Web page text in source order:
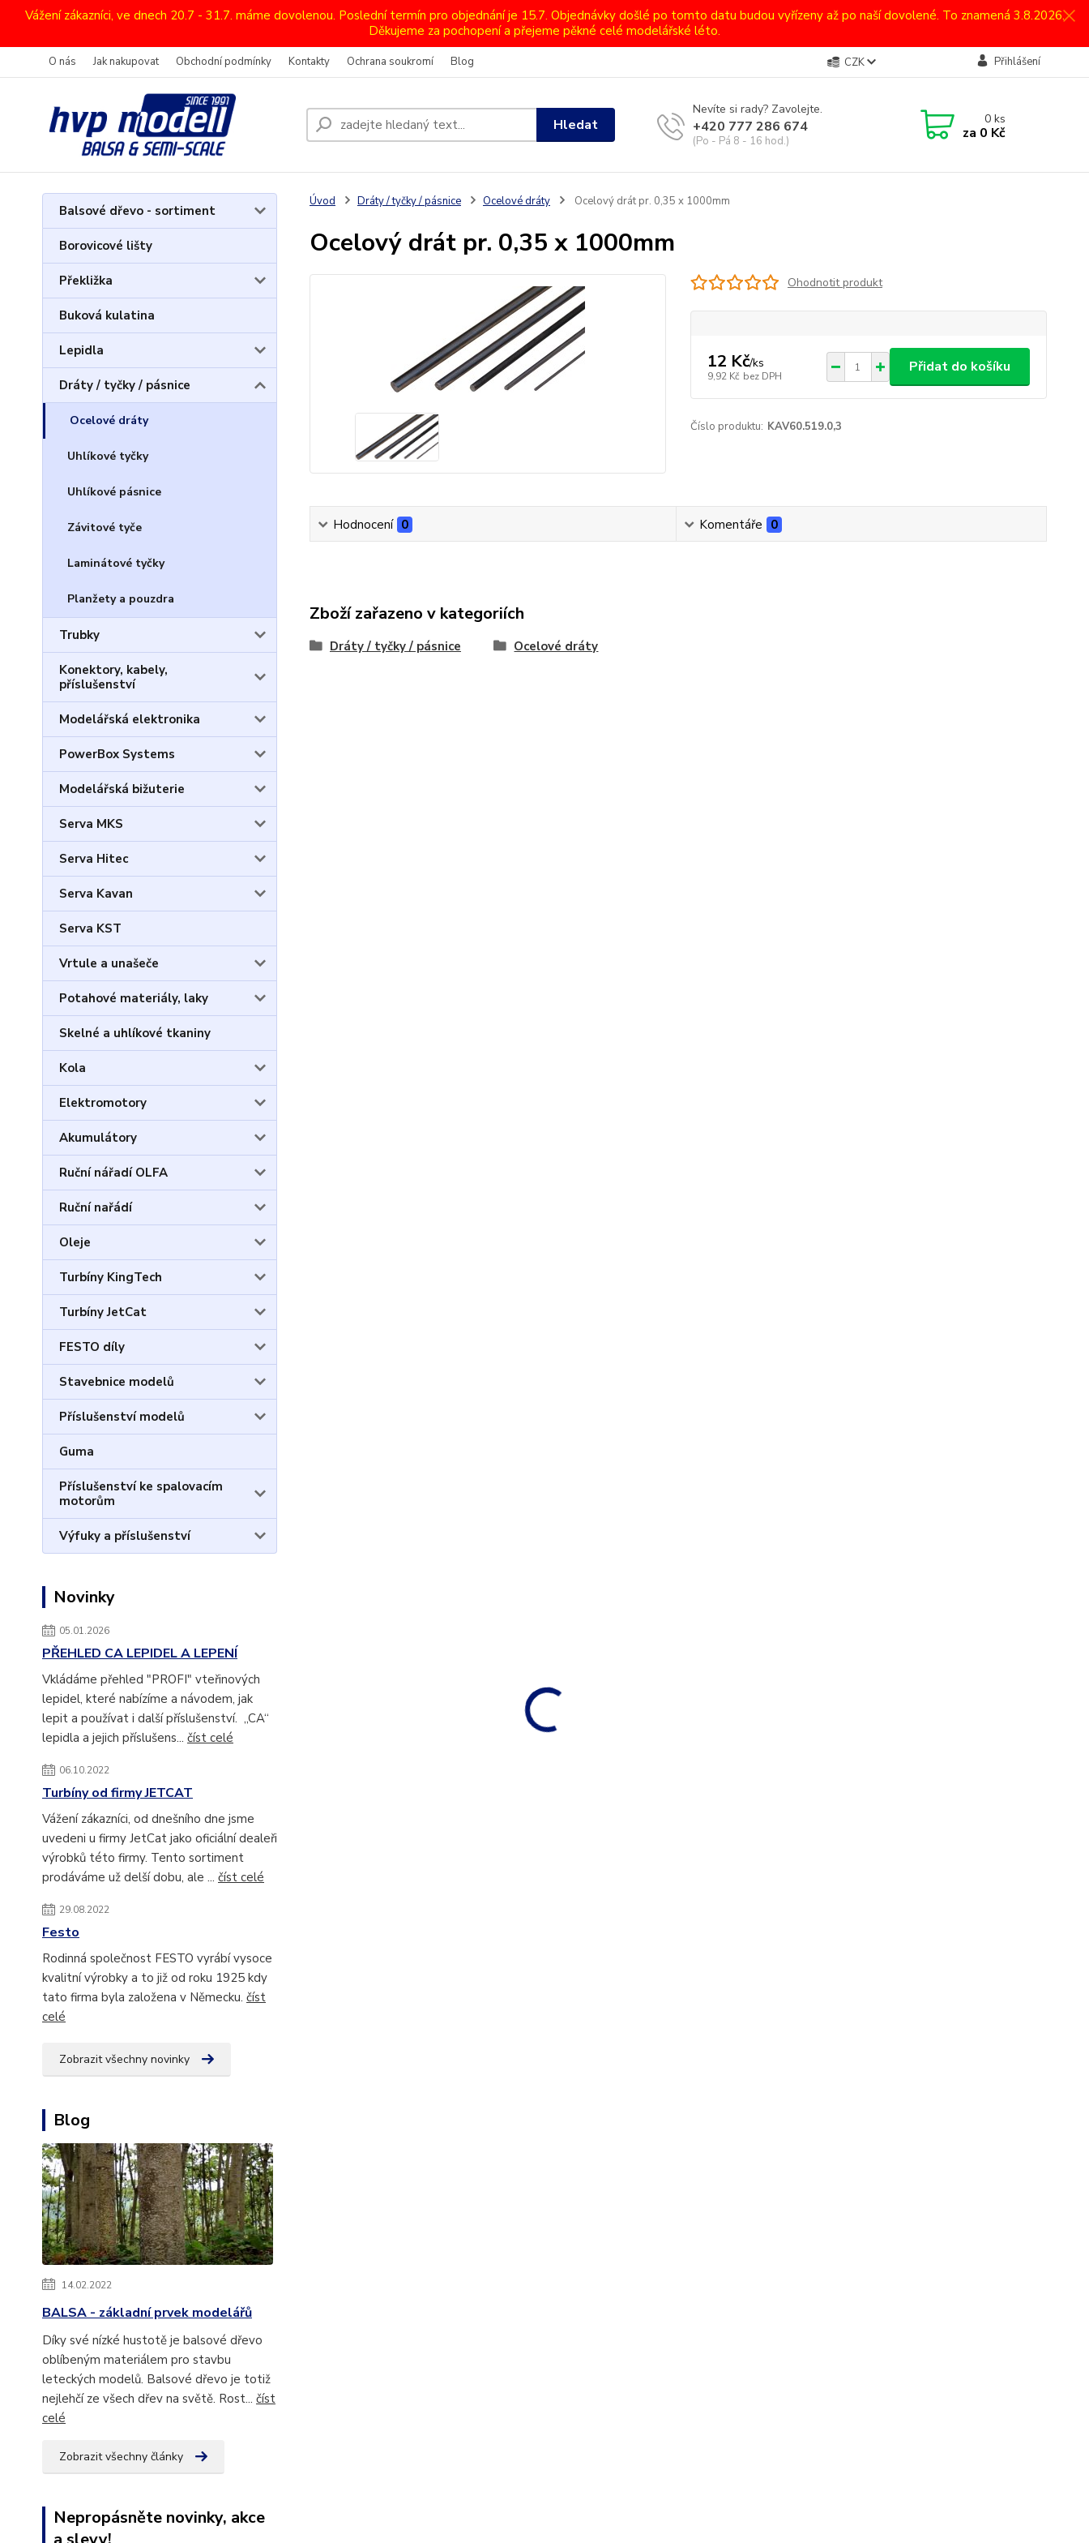
Vážení zákazníci, ve dnech 20.7 - 31.7. máme dovolenou. Poslední termín pro objednání je 15.7. Objednávky došlé po tomto datu budou vyřízeny až po naší dovolené. To znamená 3.8.2026.
Děkujeme za pochopení a přejeme pěkné celé modelářské léto.
O nás Jak nakupovat Obchodní podmínky Kontakty Ochrana soukromí Blog CZK Přihlášení
Hledat
Nevíte si rady? Zavolejte.
+420 777 286 674
(Po - Pá 8 - 16 hod.)
0ks
za 0 Kč
Balsové dřevo - sortiment
Borovicové lišty
Překližka
Buková kulatina
Lepidla
Dráty / tyčky / pásnice
Ocelové dráty
Uhlíkové tyčky
Uhlíkové pásnice
Závitové tyče
Laminátové tyčky
Planžety a pouzdra
Trubky
Konektory, kabely,
příslušenství
Modelářská elektronika
PowerBox Systems
Modelářská bižuterie
Serva MKS
Serva Hitec
Serva Kavan
Serva KST
Vrtule a unašeče
Potahové materiály, laky
Skelné a uhlíkové tkaniny
Kola
Elektromotory
Akumulátory
Ruční nářadí OLFA
Ruční nařádí
Oleje
Turbíny KingTech
Turbíny JetCat
FESTO díly
Stavebnice modelů
Příslušenství modelů
Guma
Příslušenství ke spalovacím
motorům
Výfuky a příslušenství
Novinky
05.01.2026
PŘEHLED CA LEPIDEL A LEPENÍ
Vkládáme přehled "PROFI" vteřinových
lepidel, které nabízíme a návodem, jak
lepit a používat i další příslušenství. „CA“
lepidla a jejich příslušens... číst celé
06.10.2022
Turbíny od firmy JETCAT
Vážení zákazníci, od dnešního dne jsme
uvedeni u firmy JetCat jako oficiální dealeři
výrobků této firmy. Tento sortiment
prodáváme už delší dobu, ale ... číst celé
29.08.2022
Festo
Rodinná společnost FESTO vyrábí vysoce
kvalitní výrobky a to již od roku 1925 kdy
tato firma byla založena v Německu. číst
celé
Zobrazit všechny novinky
Blog
14.02.2022
BALSA - základní prvek modelářů
Díky své nízké hustotě je balsové dřevo
oblíbeným materiálem pro stavbu
leteckých modelů. Balsové dřevo je totiž
nejlehčí ze všech dřev na světě. Rost... číst
celé
Zobrazit všechny články
Nepropásněte novinky, akce
Úvod Dráty / tyčky / pásnice Ocelové dráty Ocelový drát pr. 0,35 x 1000mm
Ocelový drát pr. 0,35 x 1000mm
Ohodnotit produkt
12 Kč/ks
9,92 Kč bez DPH
Přidat do košíku
Číslo produktu: KAV60.519.0,3
Hodnocení 0 Komentáře 0
Zboží zařazeno v kategoriích
Dráty / tyčky / pásnice Ocelové dráty